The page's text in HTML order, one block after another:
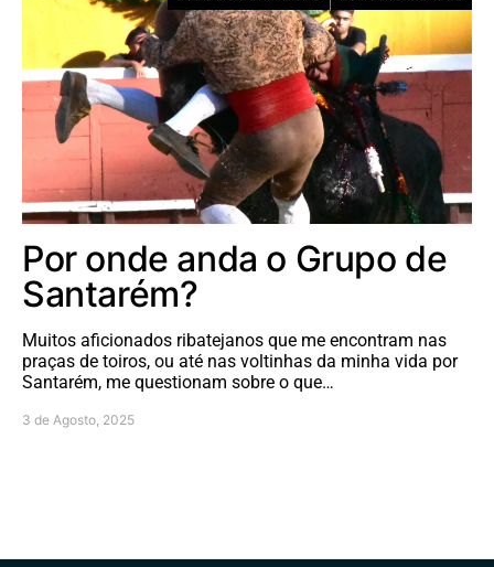
Por onde anda o Grupo de
Santarém?
Muitos aficionados ribatejanos que me encontram nas
praças de toiros, ou até nas voltinhas da minha vida por
Santarém, me questionam sobre o que…
3 de Agosto, 2025